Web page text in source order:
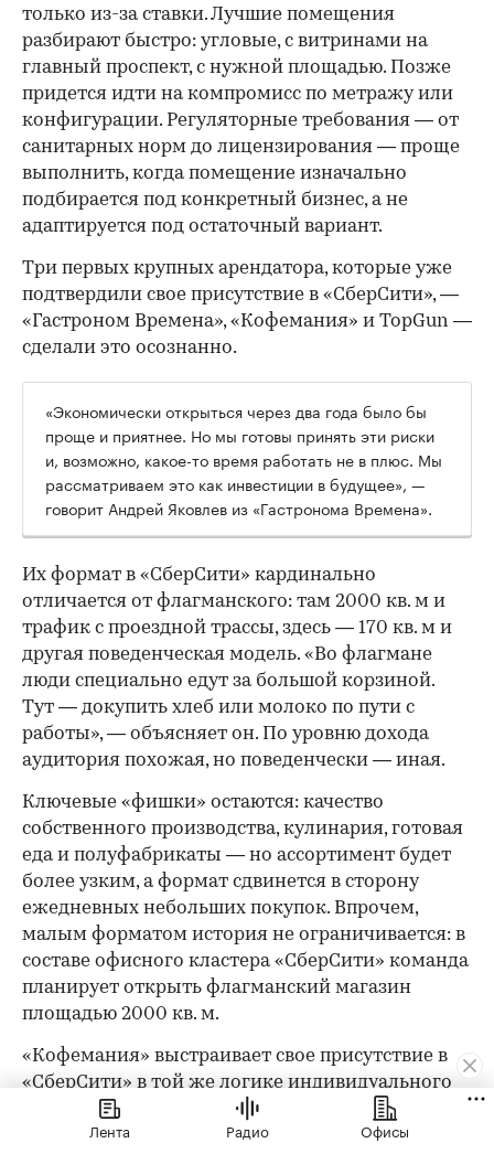
только из-за ставки. Лучшие помещения
разбирают быстро: угловые, с витринами на
главный проспект, с нужной площадью. Позже
придется идти на компромисс по метражу или
конфигурации. Регуляторные требования — от
санитарных норм до лицензирования — проще
выполнить, когда помещение изначально
подбирается под конкретный бизнес, а не
адаптируется под остаточный вариант.
Три первых крупных арендатора, которые уже
подтвердили свое присутствие в «СберСити», —
«Гастроном Времена», «Кофемания» и TopGun —
сделали это осознанно.
«Экономически открыться через два года было бы
проще и приятнее. Но мы готовы принять эти риски
и, возможно, какое-то время работать не в плюс. Мы
рассматриваем это как инвестиции в будущее», —
говорит Андрей Яковлев из «Гастронома Времена».
Их формат в «СберСити» кардинально
отличается от флагманского: там 2000 кв. м и
трафик с проездной трассы, здесь — 170 кв. м и
другая поведенческая модель. «Во флагмане
люди специально едут за большой корзиной.
Тут — докупить хлеб или молоко по пути с
работы», — объясняет он. По уровню дохода
аудитория похожая, но поведенчески — иная.
Ключевые «фишки» остаются: качество
собственного производства, кулинария, готовая
еда и полуфабрикаты — но ассортимент будет
более узким, а формат сдвинется в сторону
ежедневных небольших покупок. Впрочем,
малым форматом история не ограничивается: в
составе офисного кластера «СберСити» команда
планирует открыть флагманский магазин
площадью 2000 кв. м.
«Кофемания» выстраивает свое присутствие в
«СберСити» в той же логике индивидуального
подхода. Для «СберСити» ключевыми
ориентирами при проектировании стали
Лента Радио Офисы